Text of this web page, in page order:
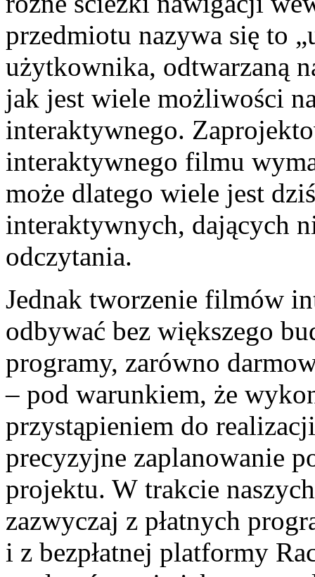
przedmiotu nazywa się to
użytkownika, odtwarzaną
jak jest wiele możliwości
interaktywnego.
interaktywnego filmu
może dlatego wiele jest
interaktywnych, dających
odczytania.
Jednak tworzenie filmów
odbywać bez większego
programy, zarówno
– pod warunkiem, że
przystąpieniem do
precyzyjne zaplanowanie
projektu. W trakcie
zazwyczaj z płatnych
i z bezpłatnej platformy